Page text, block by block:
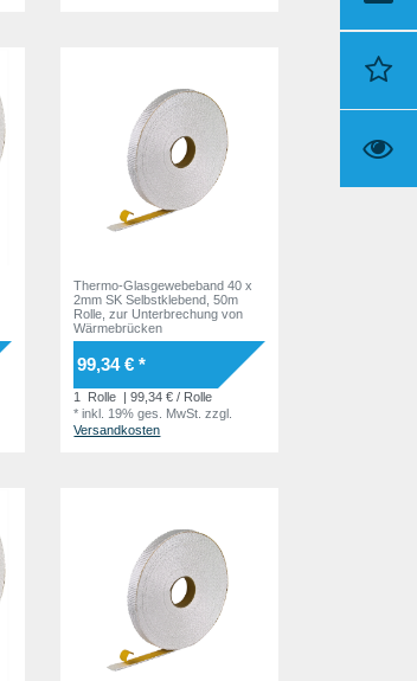
Thermo-Glasgewebeband 40 x
2mm SK Selbstklebend, 50m
Rolle, zur Unterbrechung von
Wärmebrücken
99,34 € *
1 Rolle
| 99,34 € / Rolle
*inkl. 19% ges. MwSt. zzgl.
Versandkosten